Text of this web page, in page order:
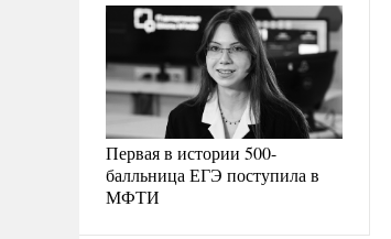
Первая в истории 500-
балльница ЕГЭ поступила в
МФТИ